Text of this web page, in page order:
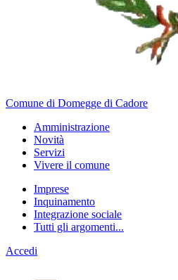
Comune di Domegge di Cadore
Amministrazione
Novità
Servizi
Vivere il comune
Imprese
Inquinamento
Integrazione sociale
Tutti gli argomenti...
Accedi